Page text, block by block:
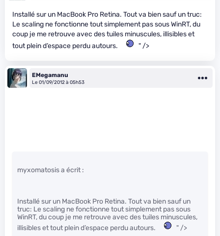
Installé sur un MacBook Pro Retina. Tout va bien sauf un truc:
Le scaling ne fonctionne tout simplement pas sous WinRT, du
coup je me retrouve avec des tuiles minuscules, illisibles et
tout plein d’espace perdu autours.
" />
EMegamanu
Le 01/09/2012 à 05h53
myxomatosis a écrit :
Installé sur un MacBook Pro Retina. Tout va bien sauf un
truc: Le scaling ne fonctionne tout simplement pas sous
WinRT, du coup je me retrouve avec des tuiles minuscules,
illisibles et tout plein d’espace perdu autours.
" />